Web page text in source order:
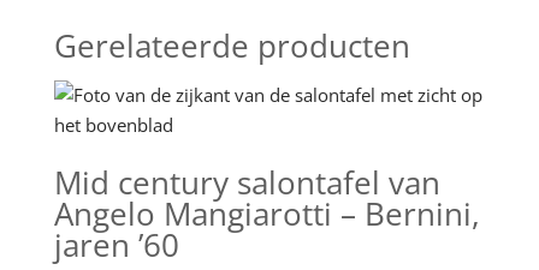
Gerelateerde producten
Mid century salontafel van
Angelo Mangiarotti – Bernini,
jaren ’60